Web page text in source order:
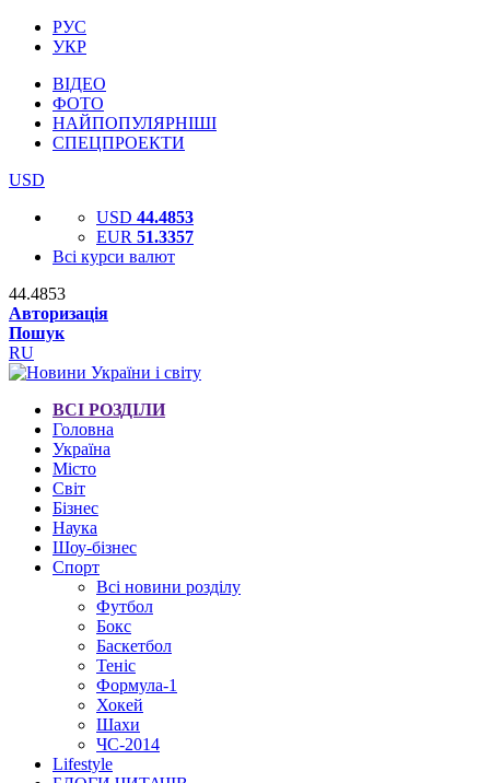
РУС
УКР
ВІДЕО
ФОТО
НАЙПОПУЛЯРНІШІ
СПЕЦПРОЕКТИ
USD
USD 44.4853
EUR 51.3357
Всі курси валют
44.4853
Авторизація
Пошук
RU
ВСІ РОЗДІЛИ
Головна
Україна
Місто
Світ
Бізнес
Наука
Шоу-бізнес
Спорт
Всі новини розділу
Футбол
Бокс
Баскетбол
Теніс
Формула-1
Хокей
Шахи
ЧС-2014
Lifestyle